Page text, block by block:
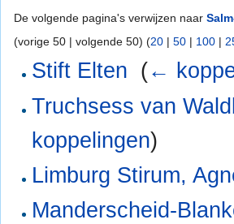
De volgende pagina's verwijzen naar
(vorige 50 | volgende 50) (20 | 50 | 100 |
Stift Elten (←
Truchsess van
koppelingen)
Limburg Stirum,
Manderscheid-